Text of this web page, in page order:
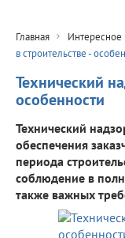
Главная Интересное
в строительстве -
Технический
особенности
Технический
обеспечения
периода
соблюдение в
также важных